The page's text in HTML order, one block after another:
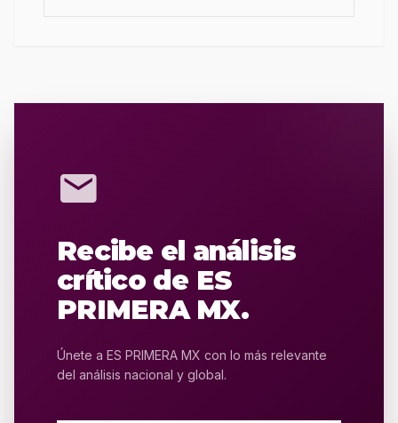
mail
Recibe el análisis
crítico de ES
PRIMERA MX.
Únete a ES PRIMERA MX con lo más relevante
del análisis nacional y global.